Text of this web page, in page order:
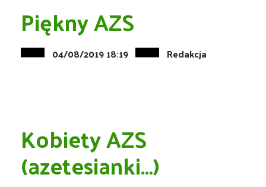
Piękny AZS
04/08/2019 18:19 Redakcja
Kobiety AZS
(azetesianki…)